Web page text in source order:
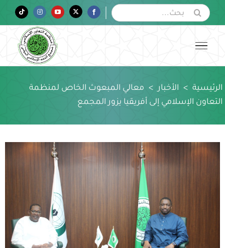
البحث
عن:
Facebook
Twitter
YouTube
Instagram
Tiktok
الرئيسية > الأخبار > معالي المبعوث الخاص لمنظمة
التعاون الإسلامي إلى أفريقيا يزور المجمع